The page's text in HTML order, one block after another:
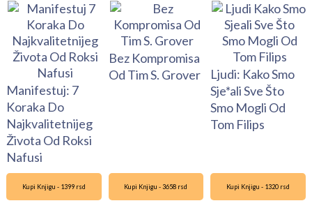
Manifestuj: 7
Koraka Do
Najkvalitetnijeg
Života Od Roksi
Nafusi
Bez Kompromisa
Od Tim S. Grover
Ljudi: Kako Smo
Sje*ali Sve Što
Smo Mogli Od
Tom Filips
Kupi Knjigu - 1399 rsd Kupi Knjigu - 3658 rsd Kupi Knjigu - 1320 rsd